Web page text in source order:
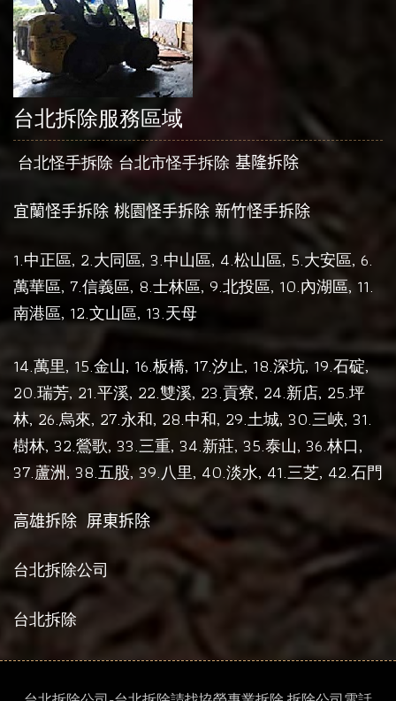
台北拆除服務區域
台北怪手拆除 台北市怪手拆除 基隆拆除
桃園怪手拆除
, 5.大安區
萬華區, 7.信義區, 8.士林區, 9.北投區, 10.內湖區, 11.
南港區, 12.文山區 , 13.天母
金山 , 18.深坑, 19.石碇,
20.瑞芳 , 21.平溪 , 22.雙溪 , 23.貢寮 , 24.新店, 25.坪
林, 26.烏來, 27.永和, 28.中和, 29.土城, 30.三峽, 31.
樹林, 32.鶯歌, 33.三重, 34.新莊, 35.泰山, 36.林口,
37.蘆洲, 38.五股, 39.八里, 40.淡水, 41.三芝, 42.石門
屏東拆除
台北拆除公司
台北拆除